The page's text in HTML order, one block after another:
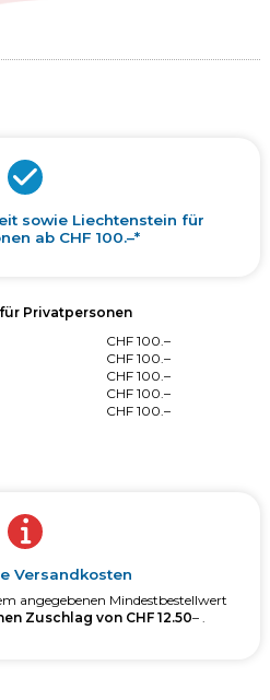
sowie Liechtenstein für
ab CHF 100.–*
Privatpersonen
CHF 100.–
CHF 100.–
CHF 100.–
CHF 100.–
CHF 100.–
Versandkosten
angegebenen Mindestbestellwert
Zuschlag von CHF 12.50– .